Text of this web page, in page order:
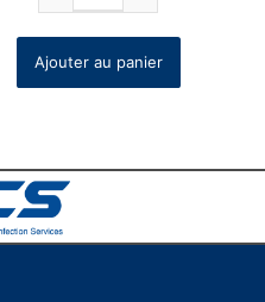
Ajouter au panier